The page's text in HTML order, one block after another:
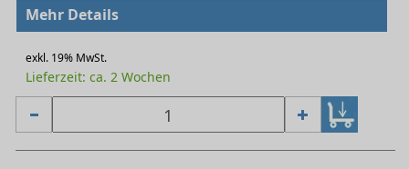
Mehr Details
exkl. 19% MwSt.
Lieferzeit: ca. 2 Wochen